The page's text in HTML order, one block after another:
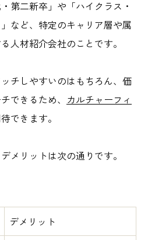
第二新卒」や「ハイクラス・
など、特定のキャリア層や属
人材紹介会社のことです。
チしやすいのはもちろん、価
できるため、 カルチャーフィ
できます。
メリットは次の通りです。
デメリット